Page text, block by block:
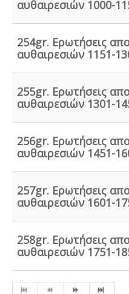
επικίνδυνα απόβλητα
επιχειρήσεις
πελατειακό κοινό
ISO . Αυτό είτε
(δημοπρασίες) ή από τη
αποτελεί κανόνα της
διαδικασία είναι η
αυθαιρεσιών 1000-
254gr. Ερωτήσεις
αυθαιρεσιών 1151-
255gr. Ερωτήσεις
αυθαιρεσιών 1301-
256gr. Ερωτήσεις
αυθαιρεσιών 1451-
257gr. Ερωτήσεις
αυθαιρεσιών 1601-
258gr. Ερωτήσεις
αυθαιρεσιών 1751-